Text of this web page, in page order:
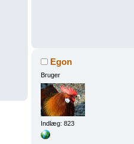
Egon
Bruger
Indlæg: 823